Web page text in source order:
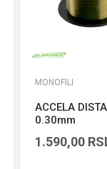
MONOFILI
ACCELA
0.30mm
1.590,00